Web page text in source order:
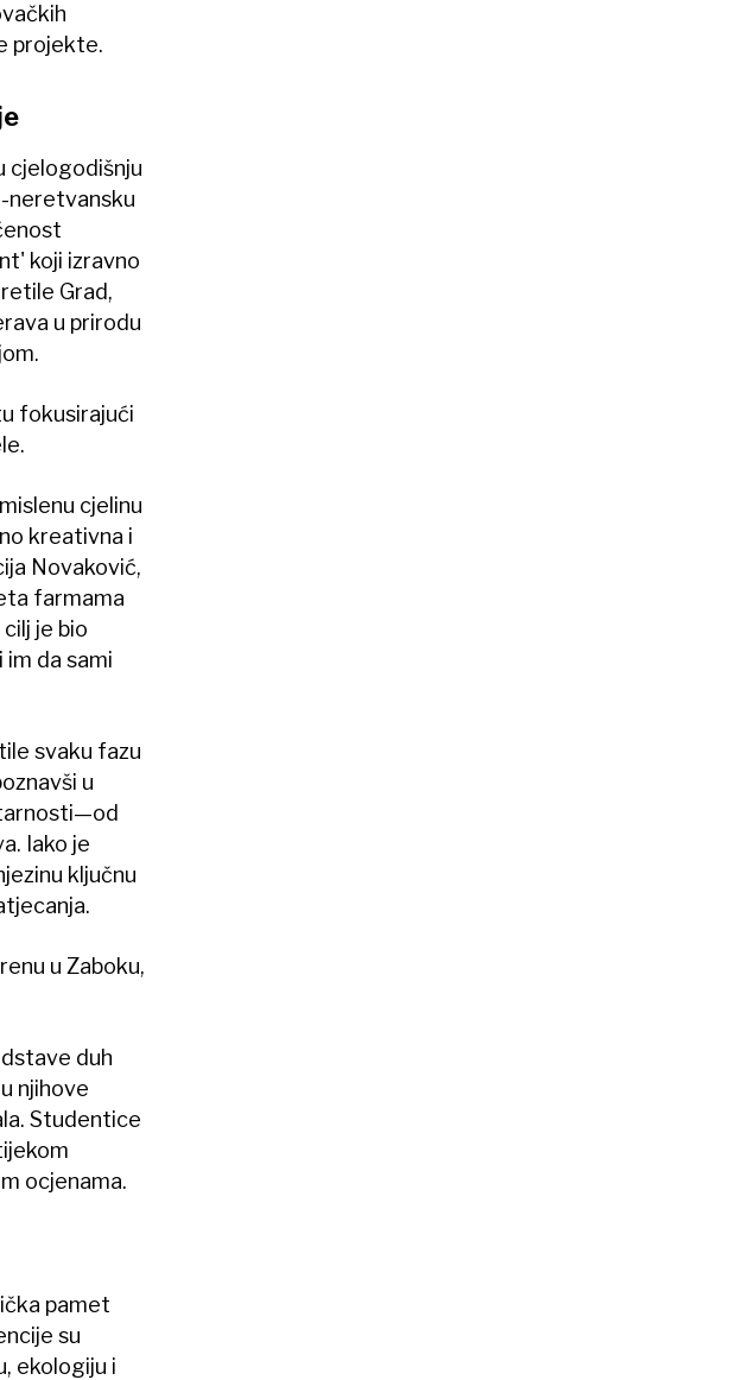
projekte.
cjelogodišnju
neretvansku
koji izravno
Grad,
u prirodu
fokusirajući
cjelinu
kreativna i
Novaković,
farmama
je bio
da sami
svaku fazu
u
Iako je
ključnu
u Zaboku,
duh
njihove
Studentice
ocjenama.
pamet
su
ekologiju i